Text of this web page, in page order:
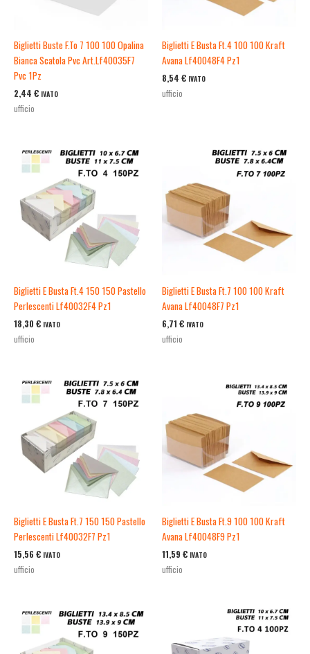
Biglietti Buste F.To 7 100 100 Opalina
Bianca Scatola Pvc Art.Lf40035F7
Pvc 1Pz
2,44 € IVATO
ufficio
Biglietti E Busta Ft.4 100 100 Kraft
Avana Lf40048F4 Pz1
8,54 € IVATO
ufficio
Biglietti E Busta Ft.4 150 150 Pastello
Perlescenti Lf40032F4 Pz1
18,30 € IVATO
ufficio
Biglietti E Busta Ft.7 100 100 Kraft
Avana Lf40048F7 Pz1
6,71 € IVATO
ufficio
Biglietti E Busta Ft.7 150 150 Pastello
Perlescenti Lf40032F7 Pz1
15,56 € IVATO
ufficio
Biglietti E Busta Ft.9 100 100 Kraft
Avana Lf40048F9 Pz1
11,59 € IVATO
ufficio